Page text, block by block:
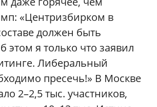
«Центризбирком в
должен быть
этом я только что заявил
Либеральный
пресечь!» В Москве
2–2,5 тыс. участников,